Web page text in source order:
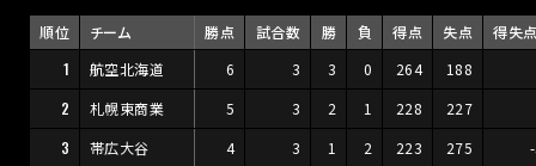
順位 チーム 勝点 試合数 勝 負 得点 失点
得失
1
航空北海道 6 3 3 0 264 188
2
札幌東商業 5 3 2 1 228
227
3
帯広大谷 4 3 1 2 223 275